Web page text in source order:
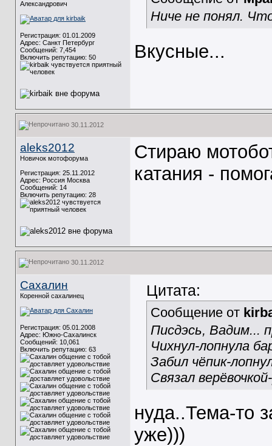
Александрович
Регистрация: 01.01.2009
Адрес: Санкт Петербург
Сообщений: 7,454
Включить репутацию: 50
Ниче не понял.
Вкусные...
30.11.2012
aleks2012
Новичок мотофорума
Регистрация: 25.11.2012
Адрес: Россия Москва
Сообщений: 14
Включить репутацию: 28
Стираю
катания -
30.11.2012
Сахалин
Коренной сахалинец
Регистрация: 05.01.2008
Адрес: Южно-Сахалинск
Сообщений: 10,061
Включить репутацию: 63
Цитата:
Сообщение от
Писдэсь, Вадим...
Чихнул-лопнула
Забил чёпик-
Связал
нуда..Тема-то
уже)))